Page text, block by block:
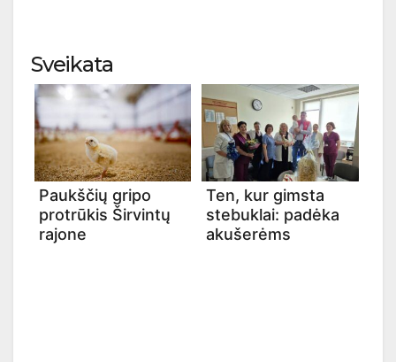
Sveikata
Paukščių gripo
protrūkis Širvintų
rajone
Ten, kur gimsta
stebuklai: padėka
akušerėms